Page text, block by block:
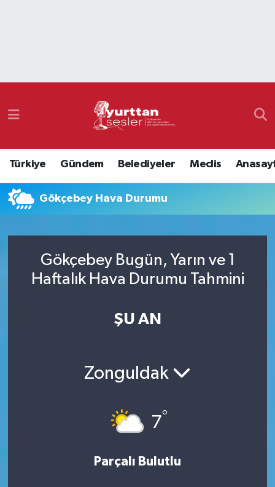
Türkiye Gündem Belediyeler Meclis
Gökçebey Hava Durumu
Gökçebey Bugün, Yarın ve 1
Haftalık Hava Durumu Tahmini
ŞU AN
Zonguldak
7°
Parçalı Bulutlu
Namaz Vakitleri
Süper Lig Puan Durumu ve Fikstür
Tüm Manşetler
Son Dakika Haberleri
Haber Arşivi